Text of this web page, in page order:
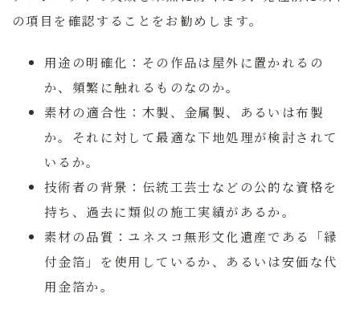
の項目を確認することをお勧めします。
用途の明確化： その作品は屋外に置かれるの
か、頻繁に触れるものなのか。
素材の適合性： 木製、金属製、あるいは布製
か。それに対して最適な下地処理が検討されて
いるか。
技術者の背景： 伝統工芸士などの公的な資格を
持ち、過去に類似の施工実績があるか。
素材の品質： ユネスコ無形文化遺産である「縁
付金箔」を使用しているか、あるいは安価な代
用金箔か。